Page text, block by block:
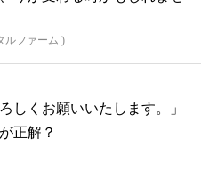
ルファーム )
しくお願いいたします。」
正解？